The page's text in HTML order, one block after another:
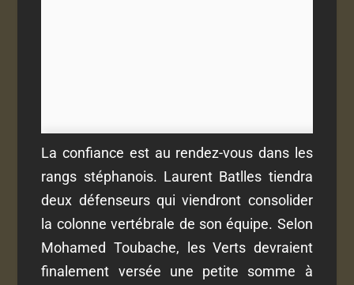
La confiance est au rendez-vous dans les
rangs stéphanois. Laurent Batlles tiendra
deux défenseurs qui viendront consolider
la colonne vertébrale de son équipe. Selon
Mohamed Toubache, les Verts devraient
finalement versée une petite somme à